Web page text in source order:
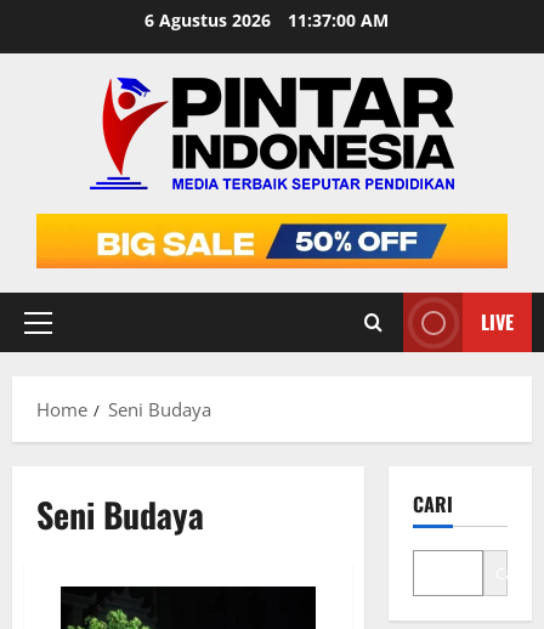
6 Agustus 2026 11:37:00 AM
Primary
LIVE
Home Seni Budaya
Seni Budaya CARI
Cari